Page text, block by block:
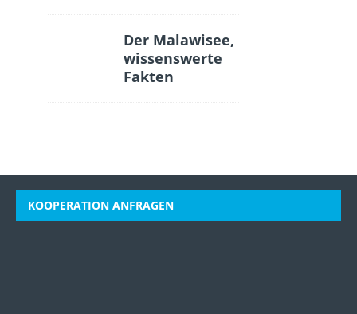
Der Malawisee,
wissenswerte
Fakten
KOOPERATION ANFRAGEN